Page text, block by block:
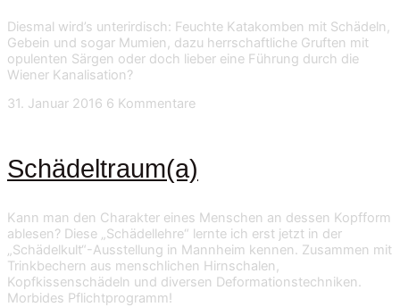
Diesmal wird’s unterirdisch: Feuchte Katakomben mit Schädeln,
Gebein und sogar Mumien, dazu herrschaftliche Gruften mit
opulenten Särgen oder doch lieber eine Führung durch die
Wiener Kanalisation?
31. Januar 2016 6 Kommentare
Schädeltraum(a)
Kann man den Charakter eines Menschen an dessen Kopfform
ablesen? Diese „Schädellehre“ lernte ich erst jetzt in der
„Schädelkult“-Ausstellung in Mannheim kennen. Zusammen mit
Trinkbechern aus menschlichen Hirnschalen,
Kopfkissenschädeln und diversen Deformationstechniken.
Morbides Pflichtprogramm!